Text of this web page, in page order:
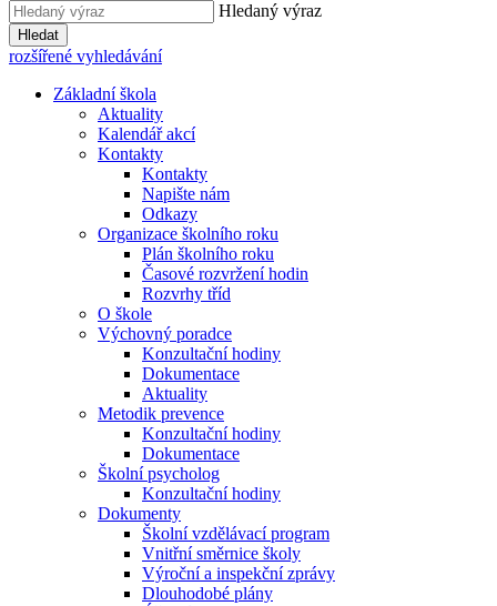
Hledaný výraz
Hledat
rozšířené vyhledávání
Základní škola
Aktuality
Kalendář akcí
Kontakty
Kontakty
Napište nám
Odkazy
Organizace školního roku
Plán školního roku
Časové rozvržení hodin
Rozvrhy tříd
O škole
Výchovný poradce
Konzultační hodiny
Dokumentace
Aktuality
Metodik prevence
Konzultační hodiny
Dokumentace
Školní psycholog
Konzultační hodiny
Dokumenty
Školní vzdělávací program
Vnitřní směrnice školy
Výroční a inspekční zprávy
Dlouhodobé plány